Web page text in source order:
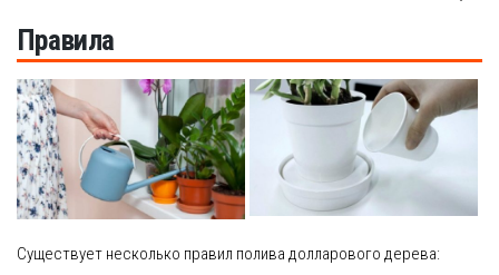
Правила
Существует несколько правил полива долларового дерева: